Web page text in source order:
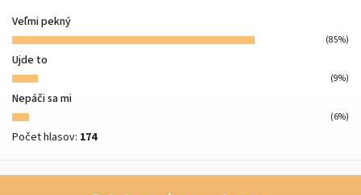
Veľmi pekný
(85%)
Ujde to
(9%)
Nepáči sa mi
(6%)
Počet hlasov: 174